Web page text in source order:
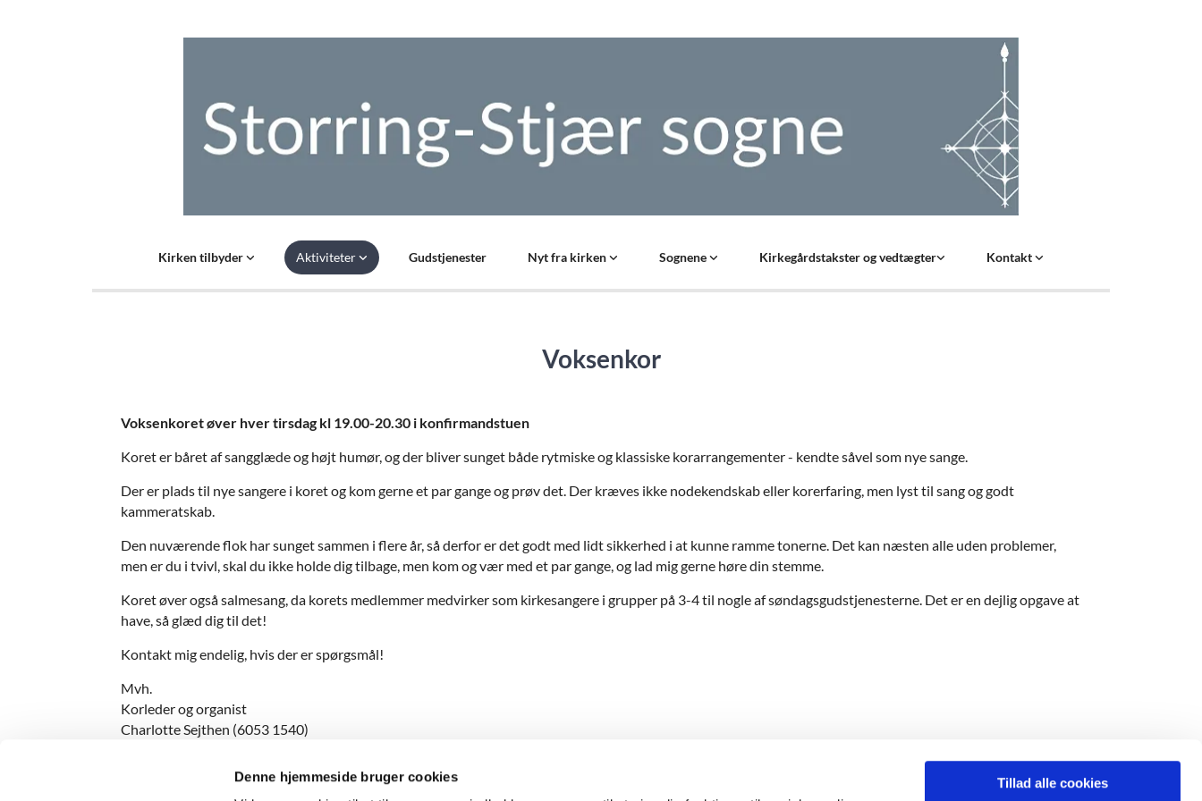
Denne hjemmeside bruger cookies
Tillad alle cookies
Kirken tilbyder Aktiviteter Gudstjenester Nyt fra kirken Sognene Kirkegårdstakster og vedtægter Kontakt
Voksenkor
Voksenkoret øver hver tirsdag kl 19.00-20.30 i konfirmandstuen
Koret er båret af sangglæde og højt humør, og der bliver sunget både rytmiske og klassiske korarrangementer - kendte såvel som nye sange.
Der er plads til nye sangere i koret og kom gerne et par gange og prøv det. Der kræves ikke nodekendskab eller korerfaring, men lyst til sang og godt
kammeratskab.
Den nuværende flok har sunget sammen i flere år, så derfor er det godt med lidt sikkerhed i at kunne ramme tonerne. Det kan næsten alle uden problemer,
men er du i tvivl, skal du ikke holde dig tilbage, men kom og vær med et par gange, og lad mig gerne høre din stemme.
Koret øver også salmesang, da korets medlemmer medvirker som kirkesangere i grupper på 3-4 til nogle af søndagsgudstjenesterne. Det er en dejlig opgave at
have, så glæd dig til det!
Kontakt mig endelig, hvis der er spørgsmål!
Mvh.
Korleder og organist
Charlotte Sejthen (6053 1540)